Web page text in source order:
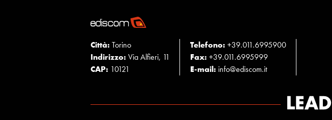
Città: Torino
Indirizzo: Via Alfieri, 11
CAP: 10121
Telefono: +39.011.6995900
Fax: +39.011.6995999
E-mail: info@ediscom.it